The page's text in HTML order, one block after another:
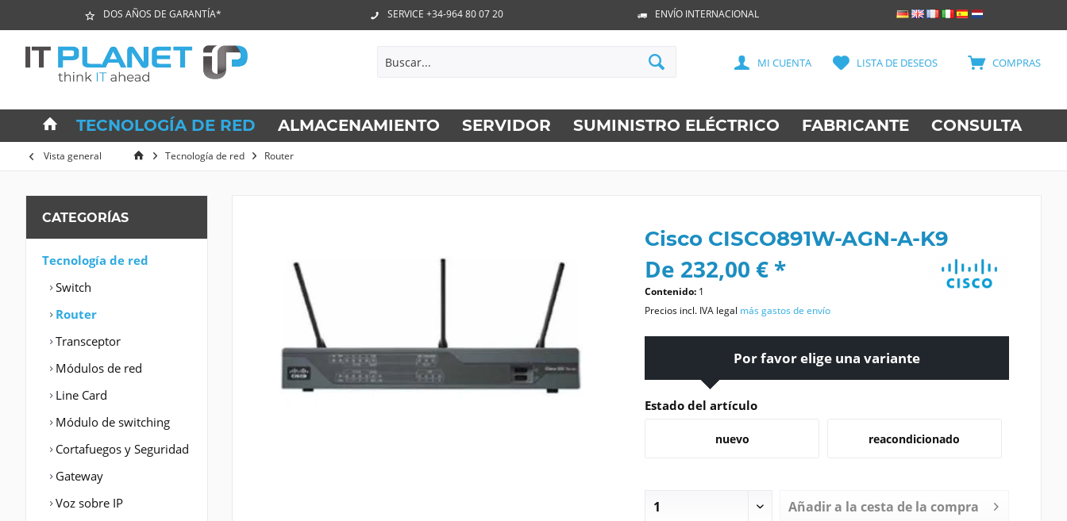
DOS AÑOS DE GARANTÍA* SERVICE +34-964 80 07 20 ENVÍO INTERNACIONAL
COMPRAS
LISTA DE DESEOS
MI CUENTA
TECNOLOGÍA DE RED ALMACENAMIENTO SERVIDOR SUMINISTRO ELÉCTRICO FABRICANTE CONSULTA
Vista general Tecnología de red Router
CATEGORÍAS
Tecnología de red
Switch
Router
Transceptor
Módulos de red
Line Card
Módulo de switching
Cortafuegos y Seguridad
Gateway
Voz sobre IP
Cisco CISCO891W-AGN-A-K9
De 232,00 € *
Contenido: 1
Precios incl. IVA legal más gastos de envío
Por favor elige una variante
Estado del artículo
nuevo reacondicionado
Añadir a la cesta de la compra